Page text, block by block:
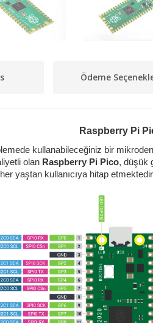
Ödeme
Raspberry Pi
kullanabileceğiniz bir
olan Raspberry Pi Pico, düşük
her yaştan kullanıcıya hitap